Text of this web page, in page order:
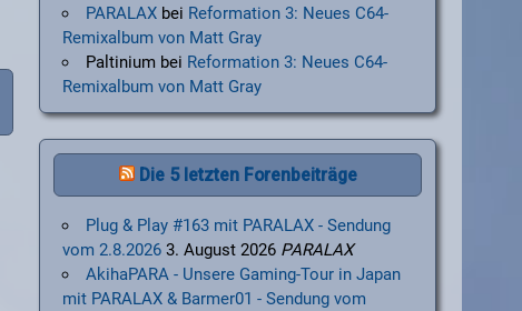
PARALAX bei Reformation 3: Neues C64-
Remixalbum von Matt Gray
Paltinium bei Reformation 3: Neues C64-
Remixalbum von Matt Gray
Die 5 letzten Forenbeiträge
Plug & Play #163 mit PARALAX - Sendung
vom 2.8.2026 3. August 2026 PARALAX
AkihaPARA - Unsere Gaming-Tour in Japan
mit PARALAX & Barmer01 - Sendung vom